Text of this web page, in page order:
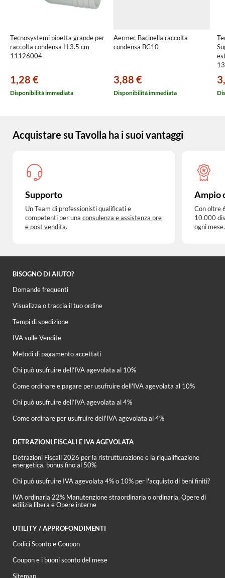
Tecnosystemi pipetta grande per
raccolta condensa H.3.5 cm
11126004
1,28 €
Disponibilità immediata
Aermec Bacinella raccolta
condensa BC10
3,88 €
Disponibilità immediata
Acquistare su Tavolla ha i suoi vantaggi
Supporto
Un Team di professionisti qualificati e
competenti per una consulenza e assistenza pre
e post vendita.
Ampio
Con oltre
10.000
ogni mese.
BISOGNO DI AIUTO?
Domande frequenti
Visualizza o traccia il tuo ordine
Tempi di spedizione
IVA sulle Vendite
Metodi di pagamento accettati
Chi può usufruire dell’IVA agevolata al 10%
Come ordinare e pagare per usufruire dell'IVA agevolata al 10%
Chi può usufruire dell’IVA agevolata al 4%
Come ordinare per usufruire dell'IVA agevolata al 4%
DETRAZIONI FISCALI E IVA AGEVOLATA
Detrazioni Fiscali 2026 per la ristrutturazione e la riqualificazione
energetica, bonus fino al 50%
Chi può usufruire IVA agevolata 4% o 10% per l'acquisto di beni finiti?
IVA ordinaria 22% Manutenzione straordinaria o ordinaria, Opere di
edilizia libera e Opere interne
UTILITY / APPROFONDIMENTI
Codici Sconto e Coupon
Coupon e i buoni sconto del mese
Sitemap